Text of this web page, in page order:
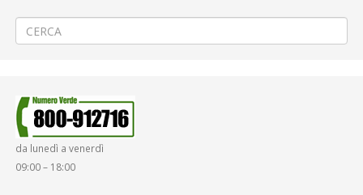
da lunedì a venerdì
09:00 – 18:00